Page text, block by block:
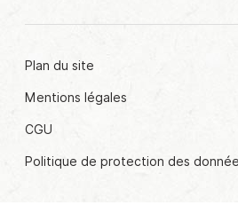
Plan du site
Mentions légales
CGU
Politique de protection des